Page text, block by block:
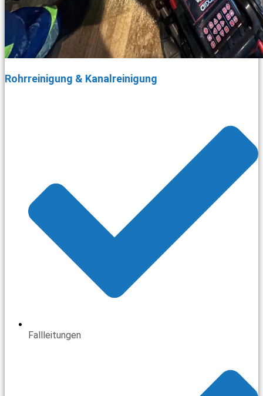
Rohrreinigung & Kanalreinigung
Fallleitungen